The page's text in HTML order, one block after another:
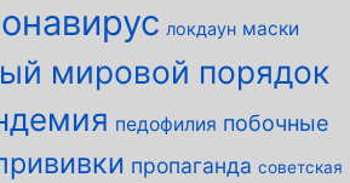
локдаун маски
мировой порядок
педофилия побочные
пропаганда советская